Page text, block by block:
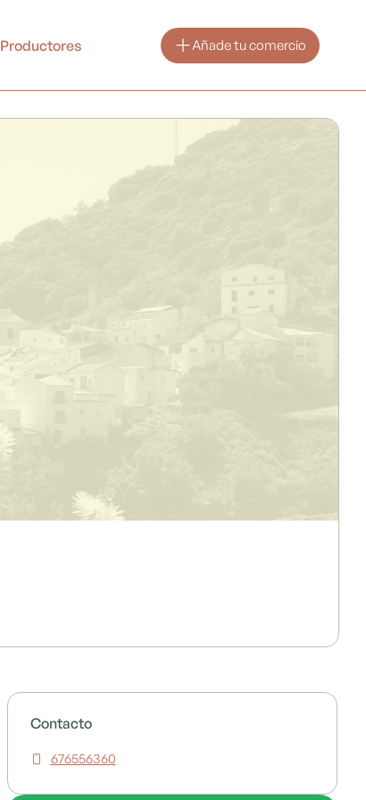
Productores Añade tu comercio
Contacto
676556360